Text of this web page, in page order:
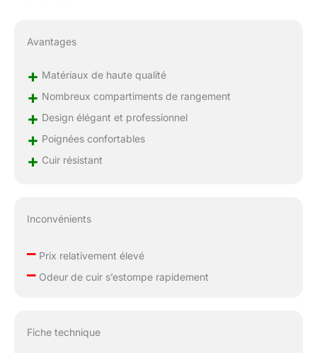
Avantages
+ Matériaux de haute qualité
+ Nombreux compartiments de rangement
+ Design élégant et professionnel
+ Poignées confortables
+ Cuir résistant
Inconvénients
–Prix relativement élevé
–Odeur de cuir s’estompe rapidement
Fiche technique